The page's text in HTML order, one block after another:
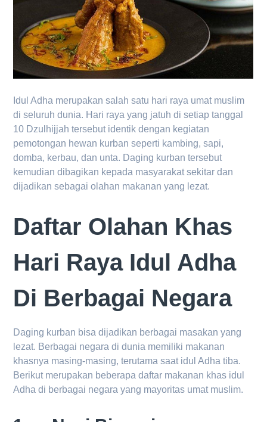
Idul Adha merupakan salah satu hari raya umat muslim
di seluruh dunia. Hari raya yang jatuh di setiap tanggal
10 Dzulhijjah tersebut identik dengan kegiatan
pemotongan hewan kurban seperti kambing, sapi,
domba, kerbau, dan unta. Daging kurban tersebut
kemudian dibagikan kepada masyarakat sekitar dan
dijadikan sebagai olahan makanan yang lezat.
Daftar Olahan Khas
Hari Raya Idul Adha
Di Berbagai Negara
Daging kurban bisa dijadikan berbagai masakan yang
lezat. Berbagai negara di dunia memiliki makanan
khasnya masing-masing, terutama saat idul Adha tiba.
Berikut merupakan beberapa daftar makanan khas idul
Adha di berbagai negara yang mayoritas umat muslim.